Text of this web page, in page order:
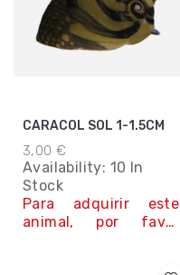
CARACOL SOL 1-1.5CM
3,00 €
Availability: 10 In
Stock
Para adquirir este
animal, por favor